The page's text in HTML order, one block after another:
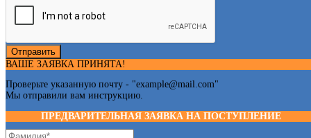
Отправить
ВАШЕ ЗАЯВКА ПРИНЯТА!
Проверьте указанную почту - "example@mail.com"
Мы отправили вам инструкцию.
ПРЕДВАРИТЕЛЬНАЯ ЗАЯВКА НА ПОСТУПЛЕНИЕ